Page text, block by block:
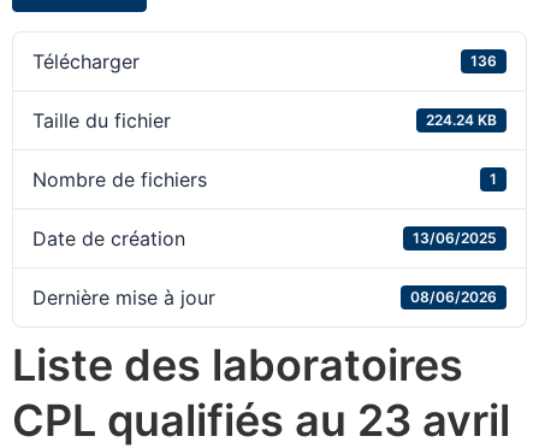
Télécharger 136
Taille du fichier 224.24 KB
Nombre de fichiers 1
Date de création 13/06/2025
Dernière mise à jour 08/06/2026
Liste des laboratoires
CPL qualifiés au 23 avril